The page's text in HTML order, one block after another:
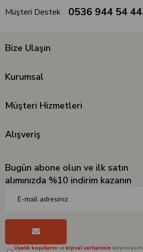
Müşteri Destek 0536 944 54 44
Bize Ulaşın
Kurumsal
Müşteri Hizmetleri
Alışveriş
Bugün abone olun ve ilk satın
alımınızda %10 indirim kazanın
Üyelik koşullarını ve kişisel verilerimin korunmasını